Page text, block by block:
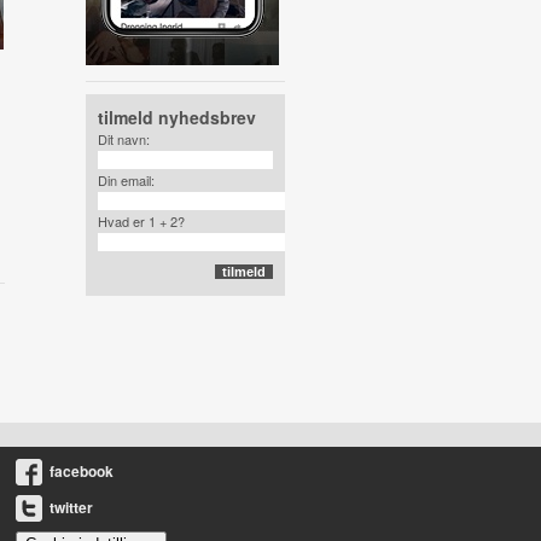
tilmeld nyhedsbrev
Dit navn:
Din email:
Hvad er 1 + 2?
facebook
twitter